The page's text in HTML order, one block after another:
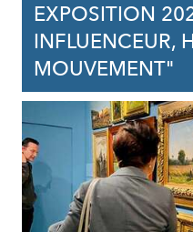
EXPOSITION
INFLUENCEUR,
MOUVEMENT"